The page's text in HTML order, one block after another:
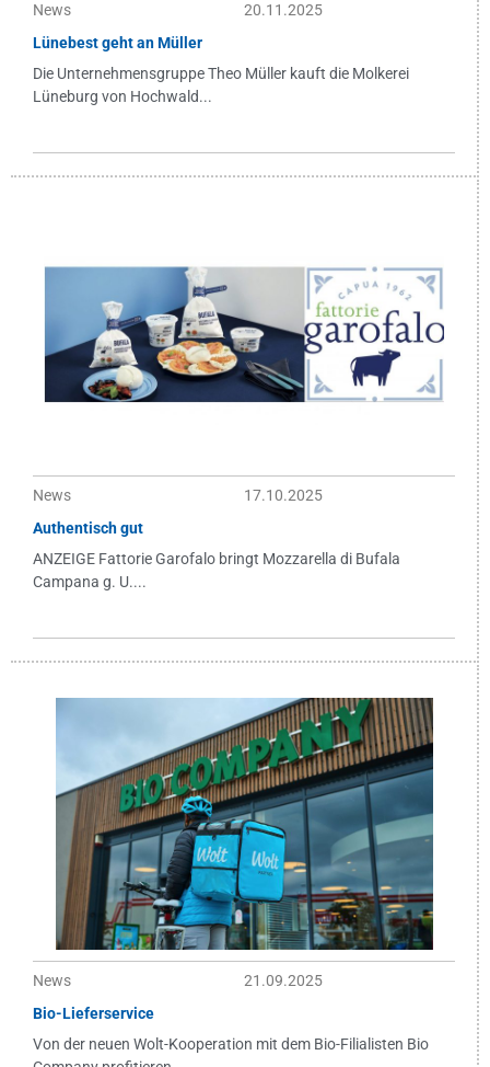
News
20.11.2025
Lünebest geht an Müller
Die Unternehmensgruppe Theo Müller kauft die Molkerei
Lüneburg von Hochwald...
News
17.10.2025
Authentisch gut
ANZEIGE Fattorie Garofalo bringt Mozzarella di Bufala
Campana g. U....
News
21.09.2025
Bio-Lieferservice
Von der neuen Wolt-Kooperation mit dem Bio-Filialisten Bio